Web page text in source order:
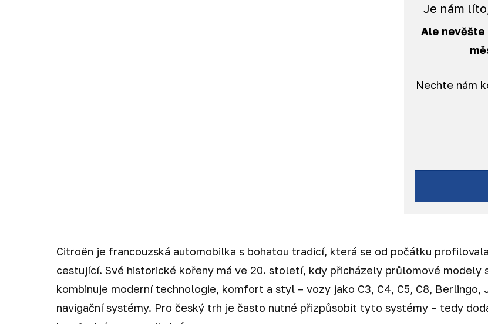
Je nám
Ale
Nechte nám
Citroën je francouzská automobilka s bohatou tradicí, která se od počátku
cestující. Své historické kořeny má ve 20. století, kdy přicházely průlomové modely
kombinuje moderní technologie, komfort a styl – vozy jako C3, C4, C5, C8,
navigační systémy. Pro český trh je často nutné přizpůsobit tyto systémy – tedy